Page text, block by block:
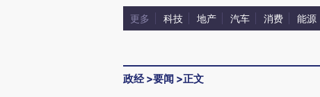
更多 科技 地产 汽车 消费 能源
政经>要闻 >正文